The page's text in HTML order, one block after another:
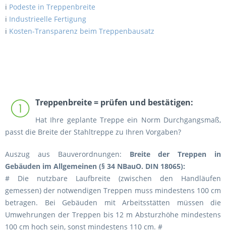
ℹ️ Podeste in Treppenbreite
ℹ️ Industrieelle Fertigung
ℹ️ Kosten-Transparenz beim Treppenbausatz
Treppenbreite = prüfen und bestätigen:
Hat Ihre geplante Treppe ein Norm Durchgangsmaß,
passt die Breite der Stahltreppe zu Ihren Vorgaben?
Auszug aus Bauverordnungen: Breite der Treppen in
Gebäuden im Allgemeinen (§ 34 NBauO. DIN 18065):
# Die nutzbare Laufbreite (zwischen den Handläufen
gemessen) der notwendigen Treppen muss mindestens 100 cm
betragen. Bei Gebäuden mit Arbeitsstätten müssen die
Umwehrungen der Treppen bis 12 m Absturzhöhe mindestens
100 cm hoch sein, sonst mindestens 110 cm. #